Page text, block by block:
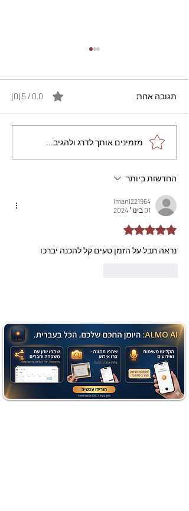
מתכון מנצח עוגת מייפל
שוקולד בחושה וקלה - זיוה
תגובה אחת 0.0 / 5 ‏(0)
מזמינים אותך לדרג ולהגיב...
החדשות ביותר
iman1221964
01 בינו׳ 2024
דירוג של 5 מתוך 5 כוכבים
נראה חבל על הזמן טעים קל להכנה יברכו